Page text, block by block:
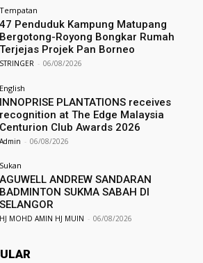
Tempatan
47 Penduduk Kampung Matupang
Bergotong-Royong Bongkar Rumah
Terjejas Projek Pan Borneo
STRINGER - 06/08/2026
English
INNOPRISE PLANTATIONS receives
recognition at The Edge Malaysia
Centurion Club Awards 2026
Admin - 06/08/2026
Sukan
AGUWELL ANDREW SANDARAN
BADMINTON SUKMA SABAH DI
SELANGOR
HJ MOHD AMIN HJ MUIN - 06/08/2026